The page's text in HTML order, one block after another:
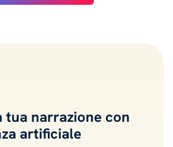
tua narrazione con
artificiale